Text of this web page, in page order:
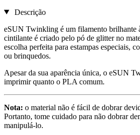
Descrição
eSUN Twinkling é um filamento brilhante
cintilante é criado pelo pó de glitter no
escolha perfeita para estampas especiais,
ou brinquedos.
Apesar da sua aparência única, o eSUN
imprimir quanto o PLA comum.
Nota: o material não é fácil de dobrar
Portanto, tome cuidado para não dobrar
manipulá-lo.